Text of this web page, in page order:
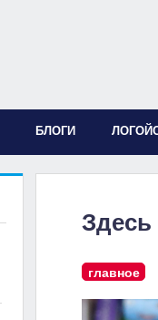
БЛОГИ
главное